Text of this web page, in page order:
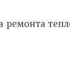
ремонта